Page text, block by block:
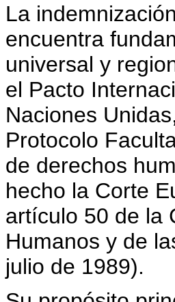
La
encuentra
universal y
el Pacto
Naciones
Protocolo
de derechos
hecho la Corte
artículo 50 de la
Humanos y de
julio de 1989).